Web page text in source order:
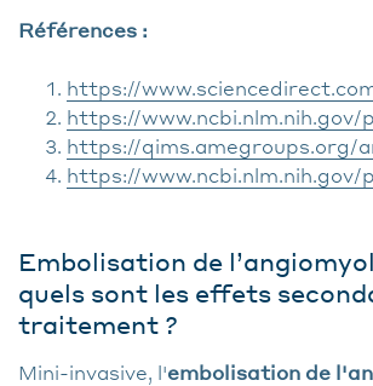
Références :
https://
https://
https://qims.amegroups.org/
https://
Embolisation de
quels sont les effets
traitement ?
Mini-invasive, l'embolisation de